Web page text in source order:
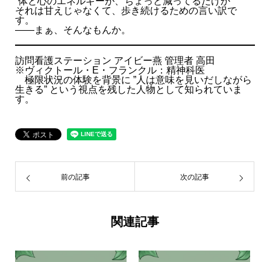
それは甘えじゃなくて、歩き続けるための言い訳で
す。
――まぁ、そんなもんか。
訪問看護ステーション アイビー燕 管理者 高田
※ヴィクトール・E・フランクル：精神科医
極限状況の体験を背景に ”人は意味を見いだしながら
生きる” という視点を残した人物として知られていま
す。
前の記事 次の記事
関連記事